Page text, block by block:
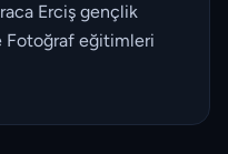
Erciş gençlik
Fotoğraf eğitimleri